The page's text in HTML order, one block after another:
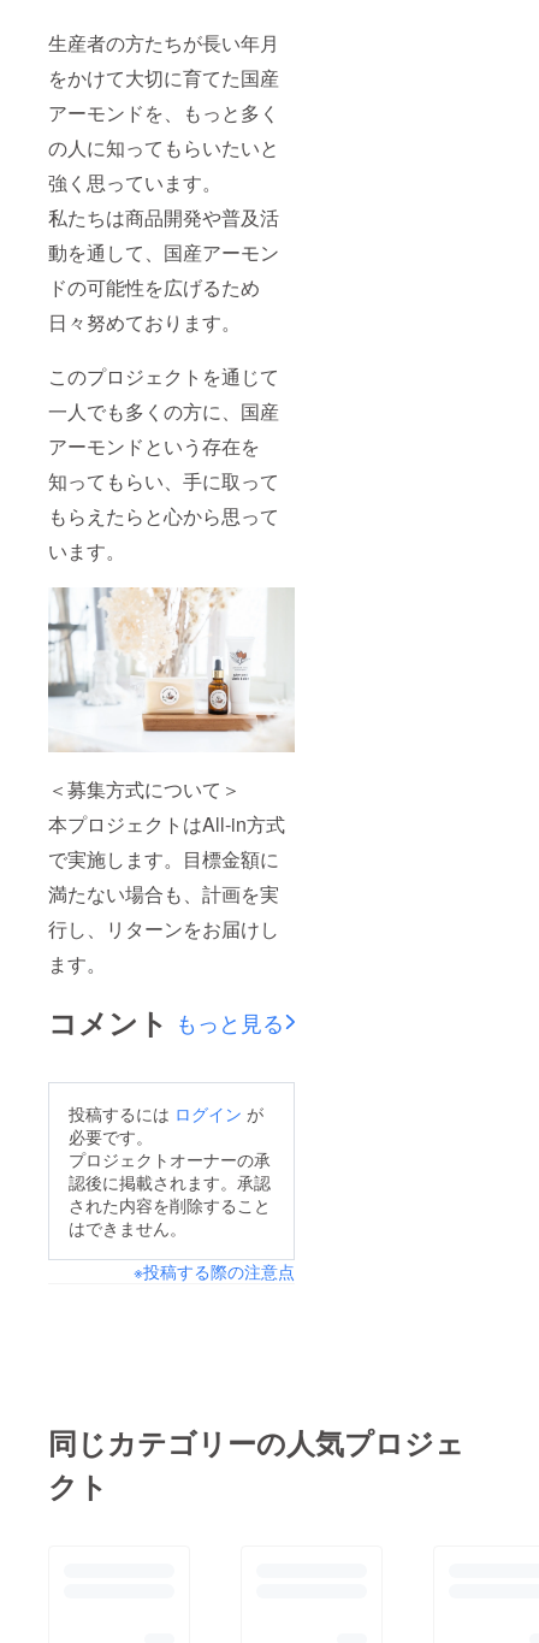
生産者の方たちが長い年月
をかけて大切に育てた国産
アーモンドを、もっと多く
の人に知ってもらいたいと
強く思っています。
私たちは商品開発や普及活
動を通して、国産アーモン
ドの可能性を広げるため
日々努めております。
このプロジェクトを通じて
一人でも多くの方に、国産
アーモンドという存在を
知ってもらい、手に取って
もらえたらと心から思って
います。
＜募集方式について＞
本プロジェクトはAll-in方式
で実施します。目標金額に
満たない場合も、計画を実
行し、リターンをお届けし
ます。
コメント もっと見る
投稿するには ログイン が
必要です。
プロジェクトオーナーの承
認後に掲載されます。承認
された内容を削除すること
はできません。
※投稿する際の注意点
同じカテゴリーの人気プロジェ
クト